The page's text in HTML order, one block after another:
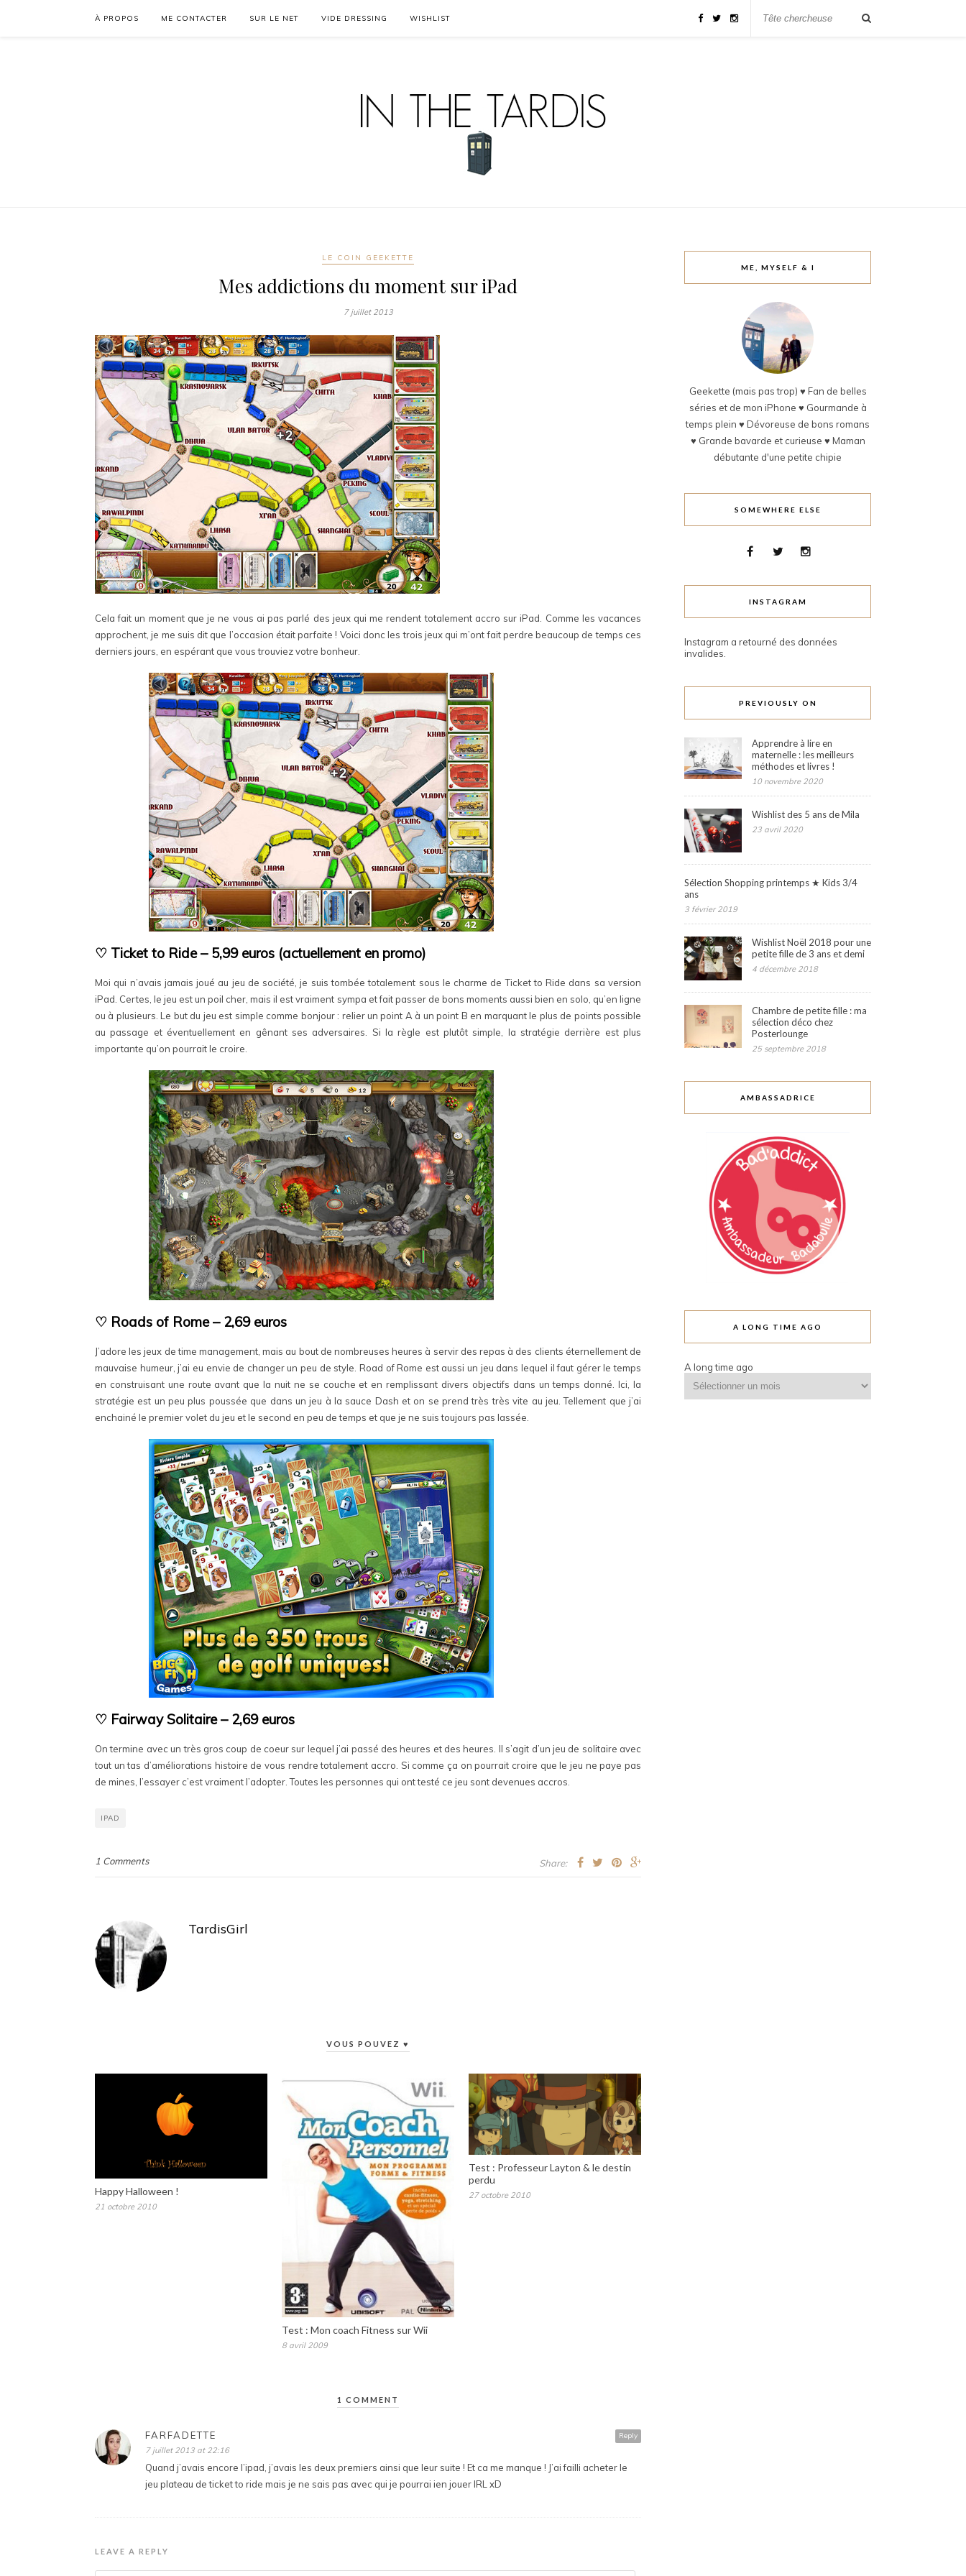
À PROPOS ME CONTACTER SUR LE NET VIDE DRESSING WISHLIST
LE COIN GEEKETTE
Mes addictions du moment sur iPad
7 juillet 2013
Cela fait un moment que je ne vous ai pas parlé des jeux qui me rendent totalement accro sur iPad. Comme les vacances
approchent, je me suis dit que l’occasion était parfaite ! Voici donc les trois jeux qui m’ont fait perdre beaucoup de temps ces
derniers jours, en espérant que vous trouviez votre bonheur.
♡ Ticket to Ride – 5,99 euros (actuellement en promo)
Moi qui n’avais jamais joué au jeu de société, je suis tombée totalement sous le charme de Ticket to Ride dans sa version
iPad. Certes, le jeu est un poil cher, mais il est vraiment sympa et fait passer de bons moments aussi bien en solo, qu’en ligne
ou à plusieurs. Le but du jeu est simple comme bonjour : relier un point A à un point B en marquant le plus de points possible
au passage et éventuellement en gênant ses adversaires. Si la règle est plutôt simple, la stratégie derrière est plus
importante qu’on pourrait le croire.
♡ Roads of Rome – 2,69 euros
J’adore les jeux de time management, mais au bout de nombreuses heures à servir des repas à des clients éternellement de
mauvaise humeur, j’ai eu envie de changer un peu de style. Road of Rome est aussi un jeu dans lequel il faut gérer le temps
en construisant une route avant que la nuit ne se couche et en remplissant divers objectifs dans un temps donné. Ici, la
stratégie est un peu plus poussée que dans un jeu à la sauce Dash et on se prend très très vite au jeu. Tellement que j’ai
enchainé le premier volet du jeu et le second en peu de temps et que je ne suis toujours pas lassée.
♡ Fairway Solitaire – 2,69 euros
On termine avec un très gros coup de coeur sur lequel j’ai passé des heures et des heures. Il s’agit d’un jeu de solitaire avec
tout un tas d’améliorations histoire de vous rendre totalement accro. Si comme ça on pourrait croire que le jeu ne paye pas
de mines, l’essayer c’est vraiment l’adopter. Toutes les personnes qui ont testé ce jeu sont devenues accros.
IPAD
1 Comments Share:
TardisGirl
VOUS POUVEZ ♥
Happy Halloween !
21 octobre 2010
Test : Mon coach Fitness sur Wii
8 avril 2009
Test : Professeur Layton & le destin
perdu
27 octobre 2010
1 COMMENT
Reply
FARFADETTE
7 juillet 2013 at 22:16
Quand j’avais encore l’ipad, j’avais les deux premiers ainsi que leur suite ! Et ca me manque ! J’ai failli acheter le
jeu plateau de ticket to ride mais je ne sais pas avec qui je pourrai ien jouer IRL xD
LEAVE A REPLY
ME, MYSELF & I
Geekette (mais pas trop) ♥ Fan de belles
séries et de mon iPhone ♥ Gourmande à
temps plein ♥ Dévoreuse de bons romans
♥ Grande bavarde et curieuse ♥ Maman
débutante d'une petite chipie
SOMEWHERE ELSE
INSTAGRAM
Instagram a retourné des données
invalides.
PREVIOUSLY ON
Apprendre à lire en
maternelle : les meilleurs
méthodes et livres !
10 novembre 2020
Wishlist des 5 ans de Mila
23 avril 2020
Sélection Shopping printemps ★ Kids 3/4
ans
3 février 2019
Wishlist Noël 2018 pour une
petite fille de 3 ans et demi
4 décembre 2018
Chambre de petite fille : ma
sélection déco chez
Posterlounge
25 septembre 2018
AMBASSADRICE
A LONG TIME AGO
A long time ago